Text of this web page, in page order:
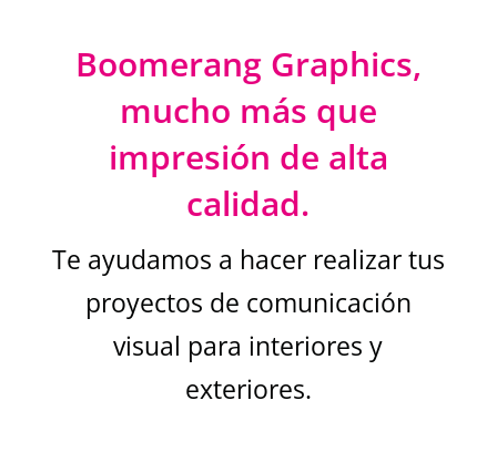
Boomerang Graphics,
mucho más que
impresión de alta
calidad.
Te ayudamos a hacer realizar tus
proyectos de comunicación
visual para interiores y
exteriores.